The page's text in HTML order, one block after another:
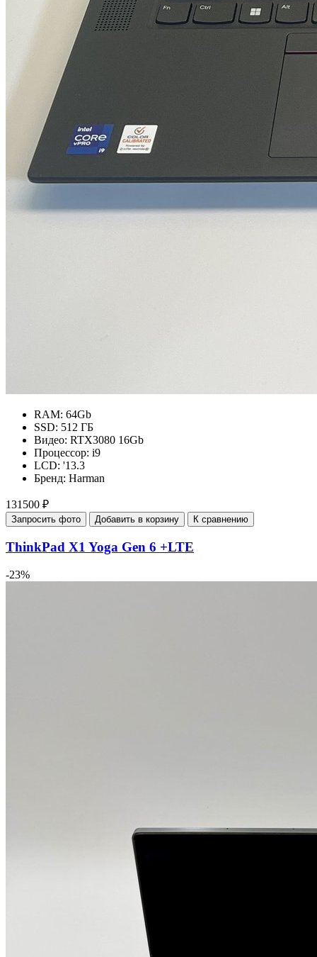
RAM: 64Gb
SSD: 512 ГБ
Видео: RTX3080 16Gb
Процессор: i9
LCD: '13.3
Бренд: Harman
131500 ₽
Запросить фото Добавить в корзину К сравнению
ThinkPad X1 Yoga Gen 6 +LTE
-23%